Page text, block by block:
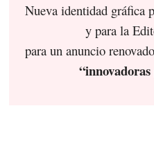
Nueva identidad gráfica
y para la
para un anuncio